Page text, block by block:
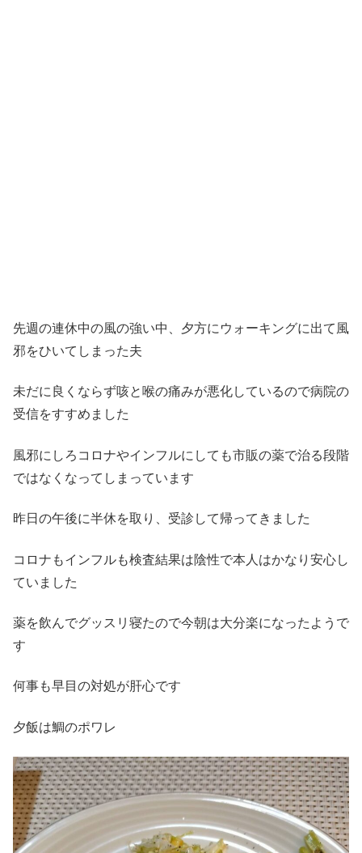
先週の連休中の風の強い中、夕方にウォーキングに出て風
邪をひいてしまった夫
未だに良くならず咳と喉の痛みが悪化しているので病院の
受信をすすめました
風邪にしろコロナやインフルにしても市販の薬で治る段階
ではなくなってしまっています
昨日の午後に半休を取り、受診して帰ってきました
コロナもインフルも検査結果は陰性で本人はかなり安心し
ていました
薬を飲んでグッスリ寝たので今朝は大分楽になったようで
す
何事も早目の対処が肝心です
夕飯は鯛のポワレ